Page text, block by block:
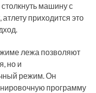
машину с
приходится это
лежа позволяют
но и
режим. Он
программу